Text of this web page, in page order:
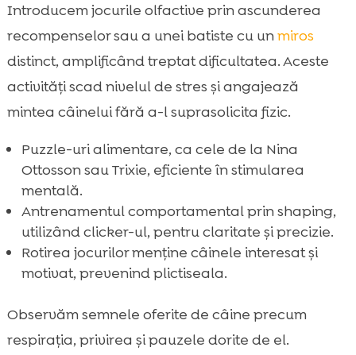
Introducem jocurile olfactive prin ascunderea
recompenselor sau a unei batiste cu unmiros
distinct, amplificând treptat dificultatea. Aceste
activități scad nivelul de stres și angajează
mintea câinelui fără a-l suprasolicita fizic.
Puzzle-uri alimentare, ca cele de la Nina
Ottosson sau Trixie, eficiente în stimularea
mentală.
Antrenamentul comportamental prin shaping,
utilizând clicker-ul, pentru claritate și precizie.
Rotirea jocurilor menține câinele interesat și
motivat, prevenind plictiseala.
Observăm semnele oferite de câine precum
respirația, privirea și pauzele dorite de el.